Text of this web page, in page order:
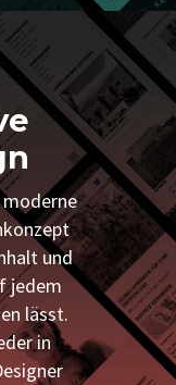
und
jedem
lässt.
in